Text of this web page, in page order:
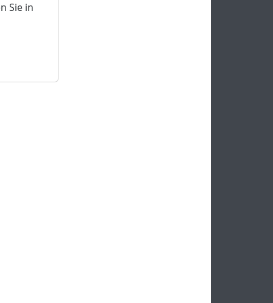
Sie in